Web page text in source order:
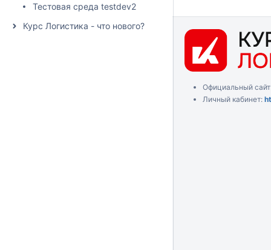
Тестовая среда testdev2
Курс Логистика - что нового?
Официальный
Личный кабинет: